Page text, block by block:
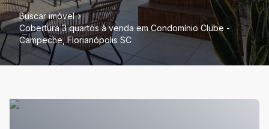
Buscar imóvel
Cobertura 3 quartos à venda em Condomínio Clube -
Campeche, Florianópolis SC